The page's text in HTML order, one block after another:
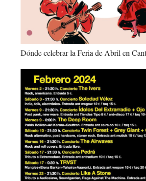
Dónde celebrar la Feria de Abril en